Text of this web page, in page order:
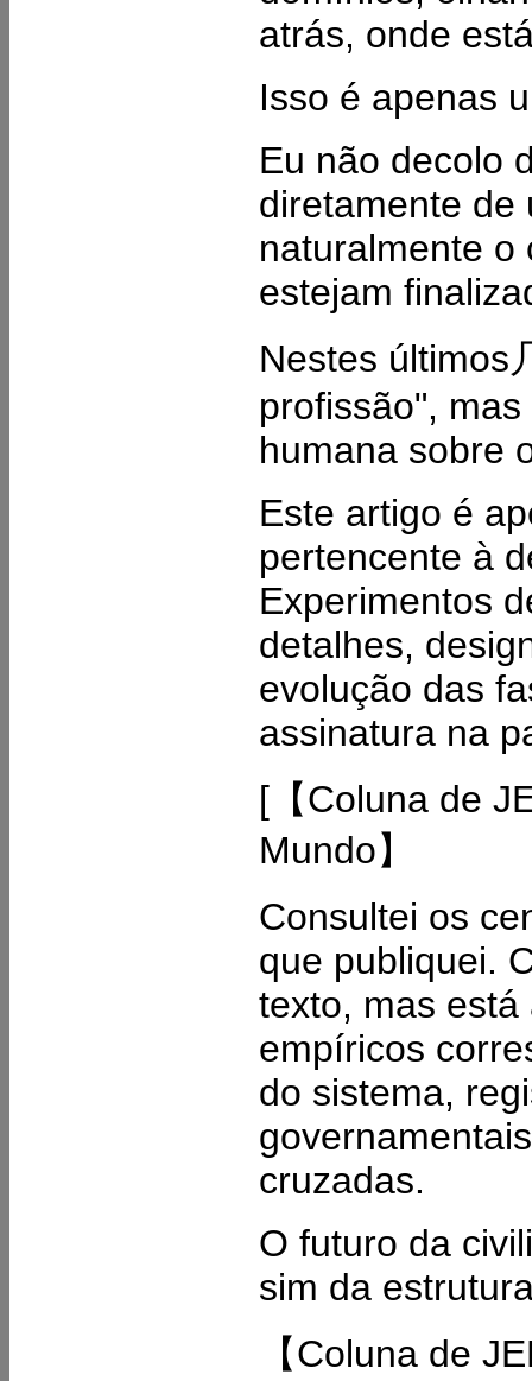
atrás, onde
Isso é apenas
Eu não decolo
diretamente de
naturalmente o
estejam
Nestes últimos
profissão",
humana sobre
Este artigo é
pertencente à
Experimentos
detalhes,
evolução das
assinatura na
[【Coluna de
Mundo】
Consultei os
que publiquei.
texto, mas
empíricos
do sistema,
cruzadas.
O futuro da
sim da
【Coluna de